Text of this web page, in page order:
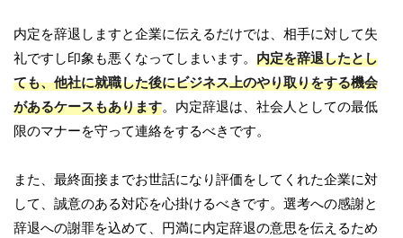
内定を辞退しますと企業に伝えるだけでは、相手に対して失
礼ですし印象も悪くなってしまいます。 内定を辞退したとし
ても、他社に就職した後にビジネス上のやり取りをする機会
があるケースもあります。内定辞退は、社会人としての最低
限のマナーを守って連絡をするべきです。
また、最終面接までお世話になり評価をしてくれた企業に対
して、誠意のある対応を心掛けるべきです。選考への感謝と
辞退への謝罪を込めて、円満に内定辞退の意思を伝えるため